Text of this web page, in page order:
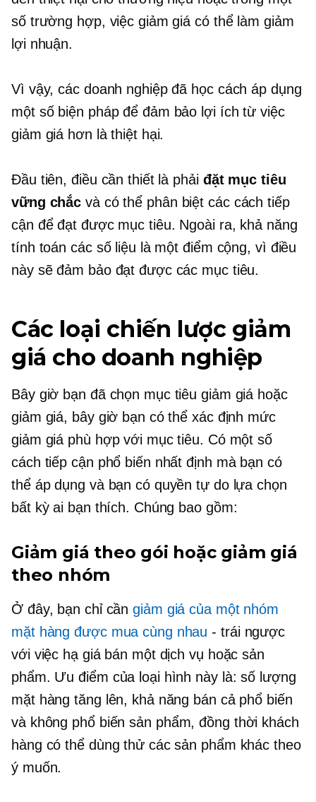
số trường hợp, việc giảm giá có thể làm giảm
lợi nhuận.
Vì vậy, các doanh nghiệp đã học cách áp dụng
một số biện pháp để đảm bảo lợi ích từ việc
giảm giá hơn là thiệt hại.
Đầu tiên, điều cần thiết là phải đặt mục tiêu
vững chắc và có thể phân biệt các cách tiếp
cận để đạt được mục tiêu. Ngoài ra, khả năng
tính toán các số liệu là một điểm cộng, vì điều
này sẽ đảm bảo đạt được các mục tiêu.
Các loại chiến lược giảm
giá cho doanh nghiệp
Bây giờ bạn đã chọn mục tiêu giảm giá hoặc
giảm giá, bây giờ bạn có thể xác định mức
giảm giá phù hợp với mục tiêu. Có một số
cách tiếp cận phổ biến nhất định mà bạn có
thể áp dụng và bạn có quyền tự do lựa chọn
bất kỳ ai bạn thích. Chúng bao gồm:
Giảm giá theo gói hoặc giảm giá
theo nhóm
Ở đây, bạn chỉ cầngiảm giá của một nhóm
mặt hàng được mua cùng nhau - trái ngược
với việc hạ giá bán một dịch vụ hoặc sản
phẩm. Ưu điểm của loại hình này là: số lượng
mặt hàng tăng lên, khả năng bán cả phổ biến
và không phổ biến sản phẩm, đồng thời khách
hàng có thể dùng thử các sản phẩm khác theo
ý muốn.